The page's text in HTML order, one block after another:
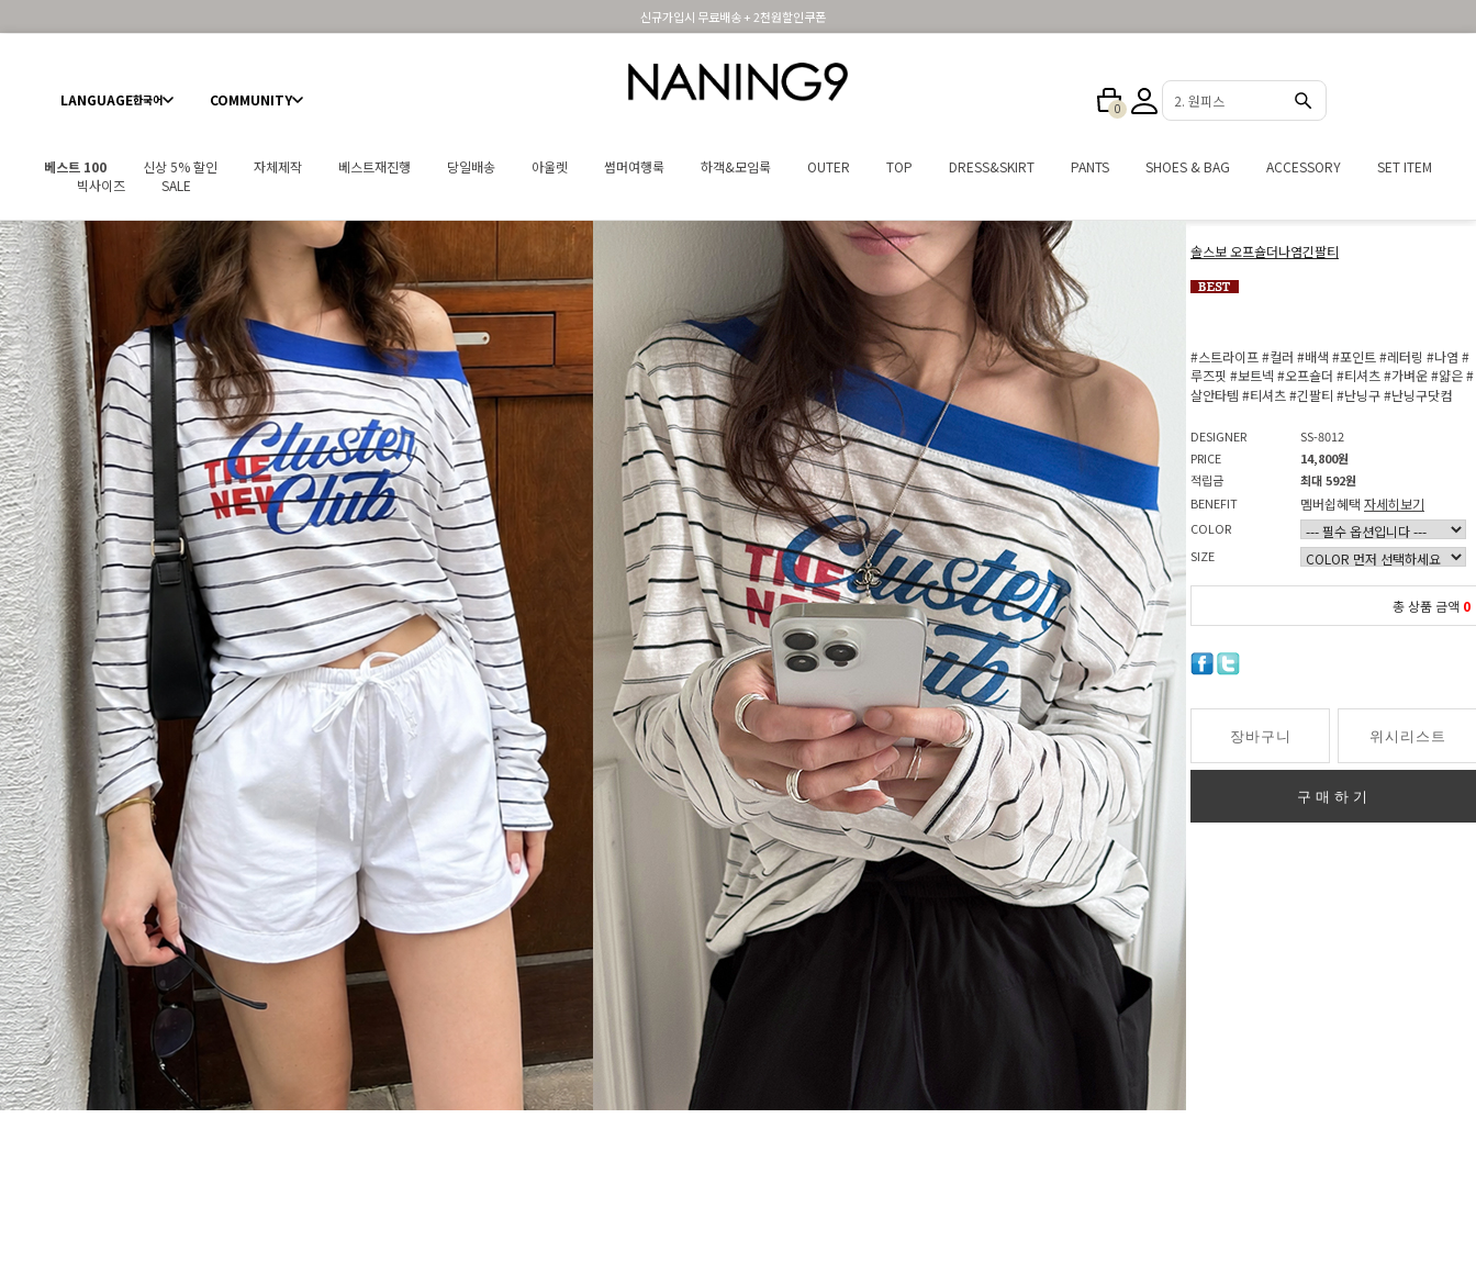
신규가입시 무료배송 + 2천원할인쿠폰
LANGUAGE한국어 COMMUNITY 0 3. 반바지
베스트 100 신상 5% 할인 자체제작 베스트재진행 당일배송 아울렛 썸머여행룩 하객&모임룩 OUTER TOP DRESS&SKIRT PANTS SHOES & BAG ACCESSORY
SET ITEM
빅사이즈
SALE
솔스보 오프숄더나염긴팔티
#스트라이프#컬러 #배색 #포인트#레터링 #나염 #
루즈핏 #보트넥 #오프숄더 #티셔츠#가벼운#얇은#
살안타템 #티셔츠 #긴팔티 #난닝구#난닝구닷컴
DESIGNER
SS-8012
PRICE
14,800원
적립금
최대 592원
BENEFIT
멤버쉽혜택 자세히보기
COLOR
SIZE
총 상품 금액 0
장바구니 위시리스트
구매하기